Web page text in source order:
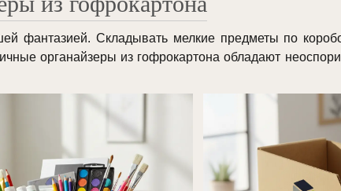
фантазией. Складывать мелкие предметы по
органайзеры из гофрокартона обладают